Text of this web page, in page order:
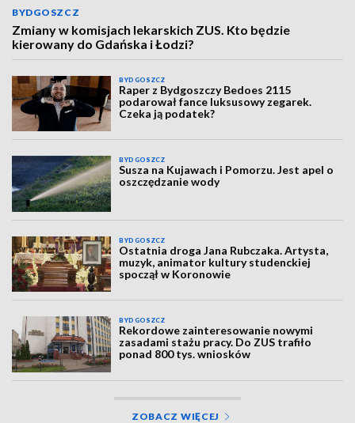
BYDGOSZCZ
Zmiany w komisjach lekarskich ZUS. Kto będzie
kierowany do Gdańska i Łodzi?
BYDGOSZCZ
Raper z Bydgoszczy Bedoes 2115
podarował fance luksusowy zegarek.
Czeka ją podatek?
BYDGOSZCZ
Susza na Kujawach i Pomorzu. Jest apel o
oszczędzanie wody
BYDGOSZCZ
Ostatnia droga Jana Rubczaka. Artysta,
muzyk, animator kultury studenckiej
spoczął w Koronowie
BYDGOSZCZ
Rekordowe zainteresowanie nowymi
zasadami stażu pracy. Do ZUS trafiło
ponad 800 tys. wniosków
ZOBACZ WIĘCEJ